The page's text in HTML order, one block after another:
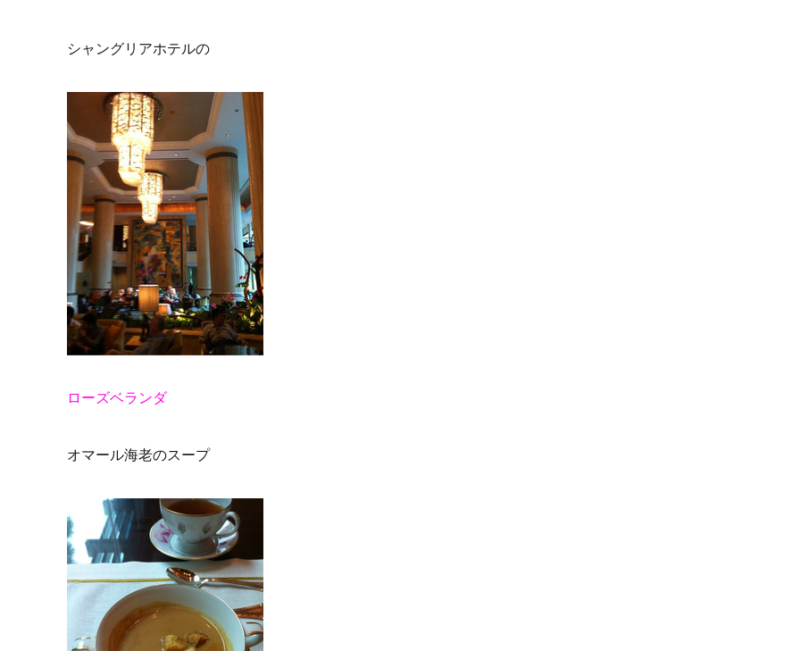
シャングリアホテルの
ローズベランダ
オマール海老のスープ